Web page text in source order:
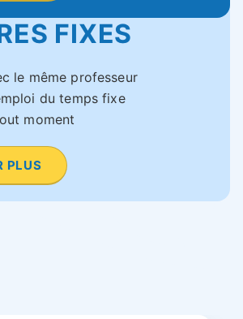
FIXES
le même professeur
du temps fixe
moment
PLUS